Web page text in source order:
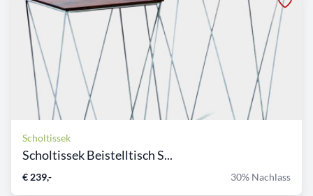
Scholtissek
Scholtissek Beistelltisch S...
€ 239,- 30% Nachlass